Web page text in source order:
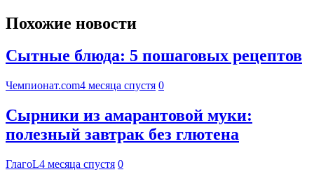
Похожие новости
Сытные блюда: 5 пошаговых рецептов
Чемпионат.com4 месяца спустя 0
Сырники из амарантовой муки:
полезный завтрак без глютена
ГлагоL4 месяца спустя 0